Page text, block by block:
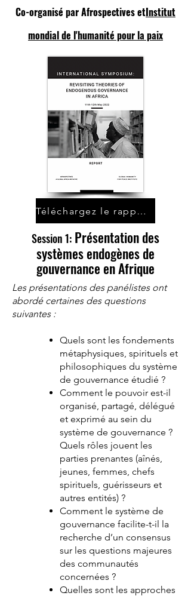
Co-organisé par Afrospectives etInstitut
mondial de l'humanité pour la paix
Téléchargez le rapport ici
Session 1: Présentation des
systèmes endogènes de
gouvernance en Afrique
Les présentations des panélistes ont
abordé certaines des questions
suivantes :
Quels sont les fondements
métaphysiques, spirituels et
philosophiques du système
de gouvernance étudié ?
Comment le pouvoir est-il
organisé, partagé, délégué
et exprimé au sein du
système de gouvernance ?
Quels rôles jouent les
parties prenantes (aînés,
jeunes, femmes, chefs
spirituels, guérisseurs et
autres entités) ?
Comment le système de
gouvernance facilite-t-il la
recherche d’un consensus
sur les questions majeures
des communautés
concernées ?
Quelles sont les approches